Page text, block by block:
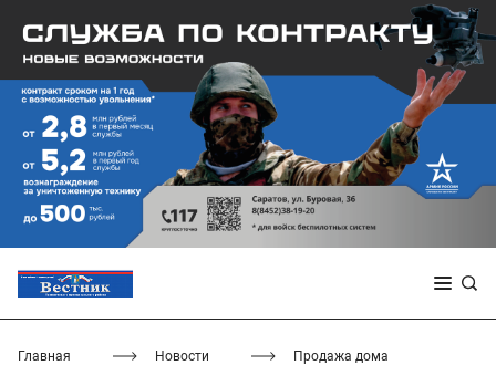
Главная Новости Продажа дома